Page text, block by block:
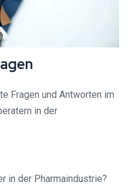
Fragen und Antworten im
in der
in der Pharmaindustrie?